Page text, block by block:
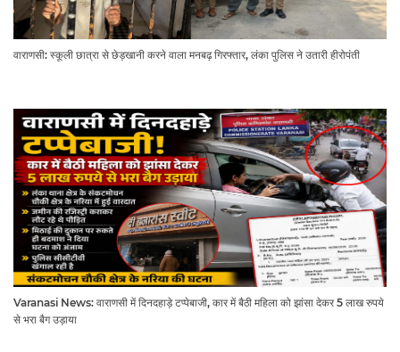
वाराणसी: स्कूली छात्रा से छेड़खानी करने वाला मनबढ़ गिरफ्तार, लंका पुलिस ने उतारी हीरोपंती
Varanasi News: वाराणसी में दिनदहाड़े टप्पेबाजी, कार में बैठी महिला को झांसा देकर 5 लाख रुपये
से भरा बैग उड़ाया